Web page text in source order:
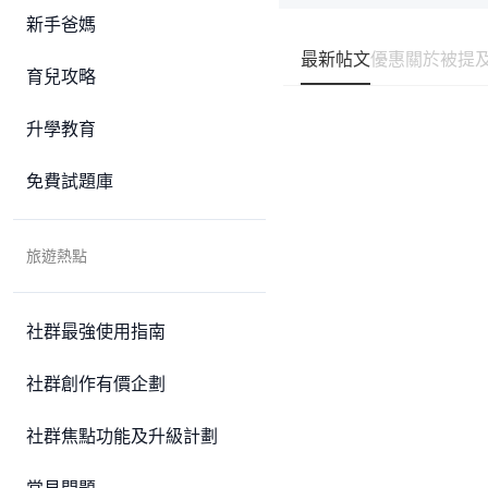
新手爸媽
育兒攻略
升學教育
免費試題庫
旅遊熱點
社群最強使用指南
社群創作有價企劃
社群焦點功能及升級計劃
最新帖文優惠 關於被提